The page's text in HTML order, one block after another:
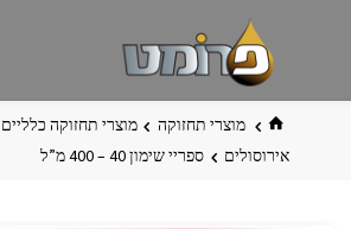
בית מוצרי תחזוקה מוצרי תחזוקה כלליים
אירוסולים
ספריי ‏שימון 40‏ – 400 מ”ל